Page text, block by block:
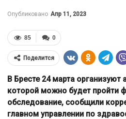
Опубликовано Апр 11, 2023
0
85
Поделится
В Бресте 24 марта организуют
которой можно будет пройти
обследование, сообщили
главном управлении по